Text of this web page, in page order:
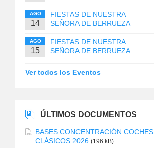
AGO
14
FIESTAS DE NUESTRA
SEÑORA DE BERRUEZA
AGO
15
FIESTAS DE NUESTRA
SEÑORA DE BERRUEZA
Ver todos los Eventos
ÚLTIMOS DOCUMENTOS
BASES CONCENTRACIÓN COCHES
CLÁSICOS 2026 (196 kB)